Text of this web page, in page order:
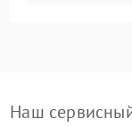
Наш